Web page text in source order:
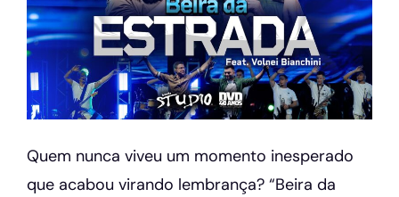
Quem nunca viveu um momento inesperado
que acabou virando lembrança? “Beira da